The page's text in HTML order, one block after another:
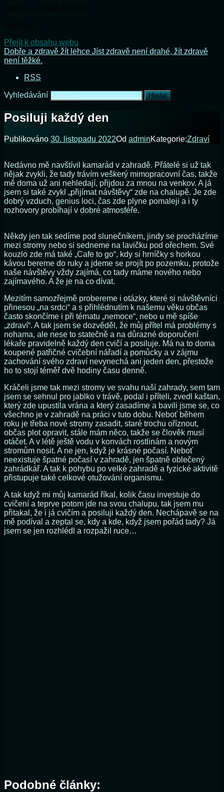
Přejít k obsahu webu
Dobře a zdravě žít lehce Jíst zdravě není drahé, žít zdravě
není těžké.
RSS
Vyhledávání
Posiluji každý den
Publikováno 30. listopadu 2022Od adminKategorie:Zdraví
Nedávno mě navštívil kamarád v zahradě. Přátelé si už tak
nějak zvykli, že tady trávím veškerý mimopracovní čas, takže
mě doma už ani nehledají, přijdou za mnou na venkov. A já
jsem si také zvykl „přijímat návštěvy“ zde na chalupě. Je zde
dobrý vzduch, genius loci, čas zde plyne pomaleji a i ty
rozhovory probíhají v dobré atmosféře.
Někdy jen tak sedíme pod slunečníkem, jindy se procházíme
mezi stromy nebo si sedneme na lavičku pod ořechem. Své
kouzlo zde má také „Cafe to go“, kdy si hrníčky s horkou
kávou bereme do ruky a jdeme se projít po pozemku, protože
naše návštěvy vždy zajímá, co tady máme nového nebo
zajímavého. A že je na co dívat.
Mezitím samozřejmě probereme i otázky, které si návštěvníci
přinesou „na srdci“ a s přihlédnutím k našemu věku občas
často skončíme i při tématu „nemoce“, nebo u mě spíše
„zdraví“. A tak jsem se dozvěděl, že můj přítel má problémy s
nohama, ale nese to statečně a na důrazné doporučení
lékaře pravidelně každý den cvičí a posiluje. Má na to doma
koupené patřičné cvičební nářadí a pomůcky a v zájmu
zachování svého zdraví nevynechá ani jeden den, přestože
ho to stojí téměř dvě hodiny času denně.
Kráčeli jsme tak mezi stromy ve svahu naší zahrady, sem tam
jsem se sehnul pro jablko v trávě, podal i příteli, zvedl kaštan,
který zde upustila vrána a který zasadíme a bavili jsme se, co
všechno je v zahradě na práci v tuto dobu. Neboť během
roku je třeba nové stromy zasadit, staré trochu oříznout,
občas plot opravit, stále mám něco, takže se člověk musí
otáčet. A v létě ještě vodu v konvách rostlinám a novým
stromům nosit. A ne jen, když je krásné počasí. Neboť
neexistuje špatné počasí v zahradě, jen špatně oblečený
zahrádkář. A tak k pohybu po velké zahradě a fyzické aktivitě
přistupuje také celkové otužování organismu.
A tak když mi můj kamarád říkal, kolik času investuje do
cvičení a teprve potom jde na svou chalupu, tak jsem mu
přitakal, že i já cvičím a posiluji každý den. Nechápavě se na
mě podíval a zeptal se, kdy a kde, když jsem pořád tady? Já
jsem se jen rozhlédl a rozpažil ruce…
Podobné články: